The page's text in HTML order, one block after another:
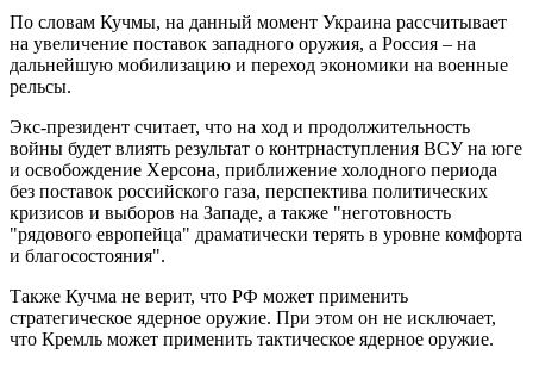
По словам Кучмы, на данный момент Украина рассчитывает
на увеличение поставок западного оружия, а Россия – на
дальнейшую мобилизацию и переход экономики на военные
рельсы.
Экс-президент считает, что на ход и продолжительность
войны будет влиять результат о контрнаступления ВСУ на юге
и освобождение Херсона, приближение холодного периода
без поставок российского газа, перспектива политических
кризисов и выборов на Западе, а также "неготовность
"рядового европейца" драматически терять в уровне комфорта
и благосостояния".
Также Кучма не верит, что РФ может применить
стратегическое ядерное оружие. При этом он не исключает,
что Кремль может применить тактическое ядерное оружие.